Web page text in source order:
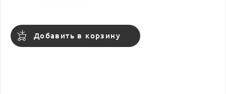
Добавить в корзину